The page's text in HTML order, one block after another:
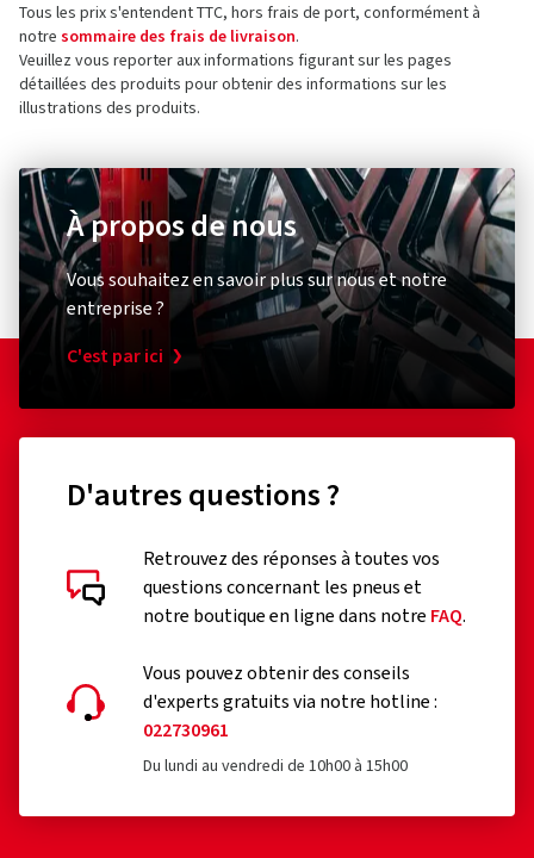
Tous les prix s'entendent TTC, hors frais de port, conformément à
notre sommaire des frais de livraison.
Veuillez vous reporter aux informations figurant sur les pages
détaillées des produits pour obtenir des informations sur les
illustrations des produits.
À propos de nous
Vous souhaitez en savoir plus sur nous et notre
entreprise ?
C'est par ici
D'autres questions ?
Retrouvez des réponses à toutes vos
questions concernant les pneus et
notre boutique en ligne dans notre FAQ.
Vous pouvez obtenir des conseils
d'experts gratuits via notre hotline :
022730961
Du lundi au vendredi de 10h00 à 15h00